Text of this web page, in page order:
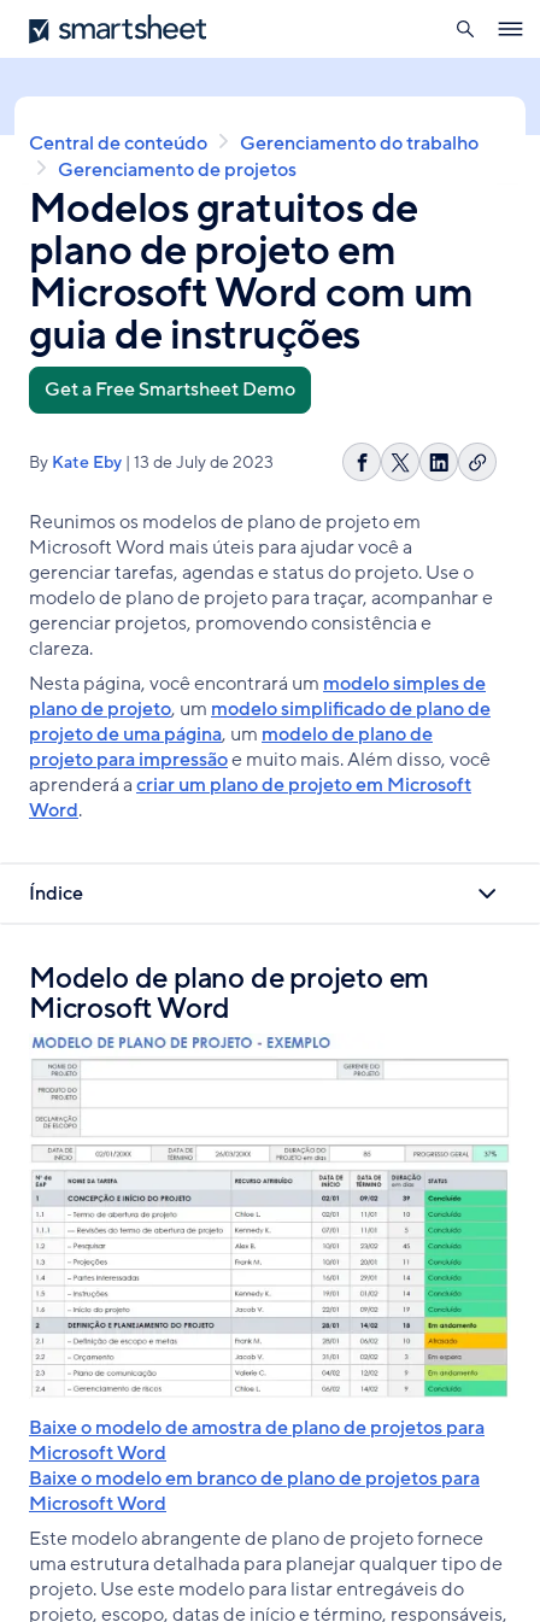
Skip
to
content
Smartsheet
pesquisa
Breadcrumb
Central de conteúdo
Gerenciamento do trabalho
Gerenciamento de projetos
Modelos gratuitos de
plano de projeto em
Microsoft Word com um
guia de instruções
Get a Free Smartsheet Demo
By Kate Eby | 13 de July de 2023
Compartilhar
Facebook
Share
X
Copiar
Reunimos os modelos de plano de projeto em
Microsoft Word mais úteis para ajudar você a
gerenciar tarefas, agendas e status do projeto. Use o
modelo de plano de projeto para traçar, acompanhar e
gerenciar projetos, promovendo consistência e
clareza.
Nesta página, você encontrará um modelo simples de
plano de projeto, um modelo simplificado de plano de
projeto de uma página, um modelo de plano de
projeto para impressãoe muito mais. Além disso, você
aprenderá acriar um plano de projeto em Microsoft
Word.
Índice
Modelo de plano de projeto em
Microsoft Word
Baixe o modelo de amostra de plano de projetos para
Microsoft Word
Baixe o modelo em branco de plano de projetos para
Microsoft Word
Este modelo abrangente de plano de projeto fornece
uma estrutura detalhada para planejar qualquer tipo de
projeto. Use este modelo para listar entregáveis do
projeto, escopo, datas de início e término, responsáveis,